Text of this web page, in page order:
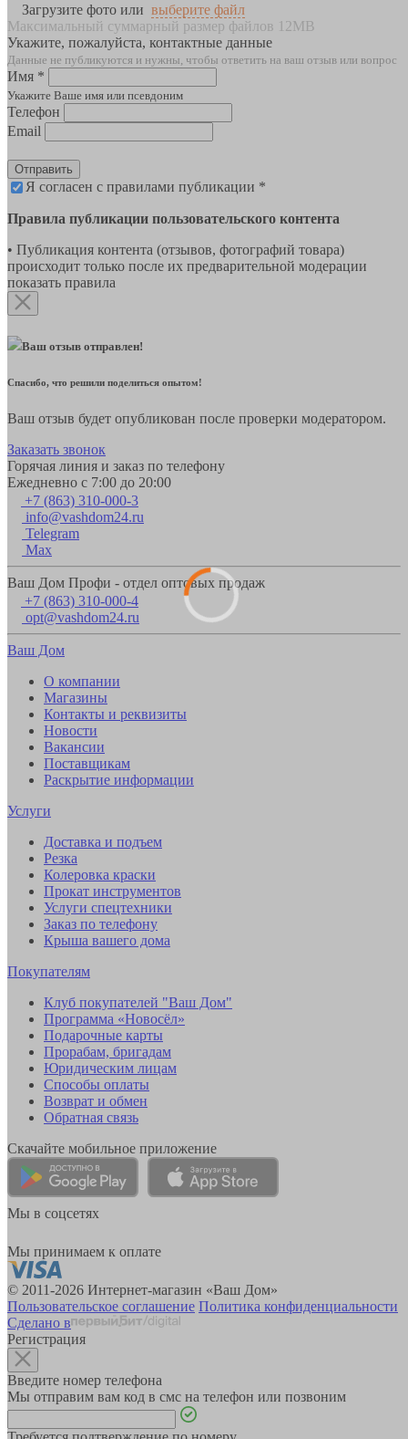
Загрузите фото или выберите файл
Максимальный суммарный размер файлов 12MB
Укажите, пожалуйста, контактные данные
Данные не публикуются и нужны, чтобы ответить на ваш отзыв или вопрос
Имя *
Укажите Ваше имя или псевдоним
Телефон
Email
Отправить
Я согласен с правилами публикации *
Правила публикации пользовательского контента
• Публикация контента (отзывов, фотографий товара)
происходит только после их предварительной модерации
показать правила
Ваш отзыв отправлен!
Спасибо, что решили поделиться опытом!
Ваш отзыв будет опубликован после проверки модератором.
Заказать звонок
Горячая линия и заказ по телефону
Ежедневно с 7:00 до 20:00
+7 (863) 310-000-3
info@vashdom24.ru
Telegram
Max
Ваш Дом Профи - отдел оптовых продаж
+7 (863) 310-000-4
opt@vashdom24.ru
Ваш Дом
О компании
Магазины
Контакты и реквизиты
Новости
Вакансии
Поставщикам
Раскрытие информации
Услуги
Доставка и подъем
Резка
Колеровка краски
Прокат инструментов
Услуги спецтехники
Заказ по телефону
Крыша вашего дома
Покупателям
Клуб покупателей "Ваш Дом"
Программа «Новосёл»
Подарочные карты
Прорабам, бригадам
Юридическим лицам
Способы оплаты
Возврат и обмен
Обратная связь
Скачайте мобильное приложение
Мы в соцсетях
Мы принимаем к оплате
© 2011-2026 Интернет-магазин «Ваш Дом»
Пользовательское соглашение Политика конфиденциальности
Сделано в
Регистрация
Введите номер телефона
Мы отправим вам код в смс на телефон или позвоним